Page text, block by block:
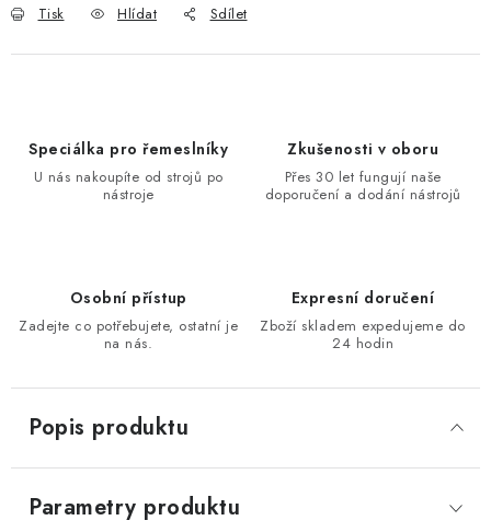
NÁSTROJE PRO FRÉZOVÁNÍ
POTŘEBUJI DOBRÝ STROJ
Moje objednávka
Tisk Hlídat Sdílet
Speciálka pro řemeslníky
U nás nakoupíte od strojů po
nástroje
Zkušenosti v oboru
Přes 30 let fungují naše
doporučení a dodání nástrojů
Osobní přístup
Zadejte co potřebujete, ostatní je
na nás.
Expresní doručení
Zboží skladem expedujeme do
24 hodin
Popis produktu
Parametry produktu